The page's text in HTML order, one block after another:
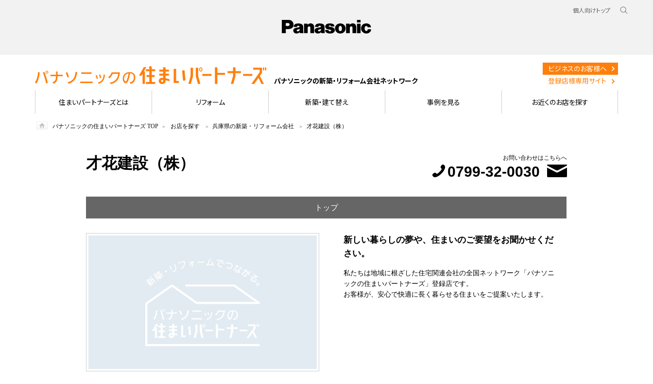
個人向けトップ
パナソニックの新築・リフォーム会社ネットワーク
ビジネスのお客様へ
登録店様専用サイト
住まいパートナーズとは リフォーム 新築・建て替え 事例を見る お近くのお店を探す
パナソニックの住まいパートナーズ TOP お店を探す 兵庫県の新築・リフォーム会社 才花建設（株）
才花建設（株） お問い合わせはこちらへ
0799-32-0030
トップ
新しい暮らしの夢や、住まいのご要望をお聞かせくだ
さい。
私たちは地域に根ざした住宅関連会社の全国ネットワーク「パナソニ
ックの住まいパートナーズ」登録店です。
お客様が、安心で快適に長く暮らせる住まいをご提案いたします。